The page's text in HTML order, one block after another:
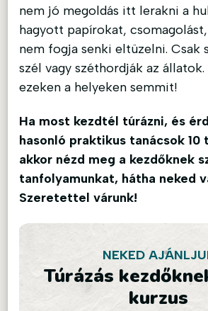
nem jó megoldás itt lerakni a
hagyott papírokat,
nem fogja senki eltüzelni. Csak
szél vagy széthordják az állatok.
ezeken a helyeken semmit!
Ha most kezdtél túrázni, és
hasonló praktikus tanácsok 10
akkor nézd meg a kezdőknek
tanfolyamunkat, hátha neked
Szeretettel várunk!
NEKED
Túrázás
kurzus